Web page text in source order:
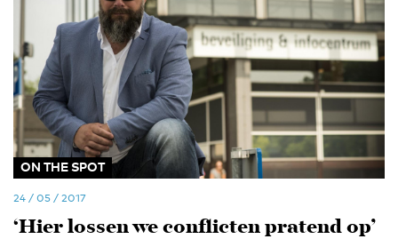
ON THE SPOT
24 / 05 / 2017
‘Hier lossen we conflicten pratend op’